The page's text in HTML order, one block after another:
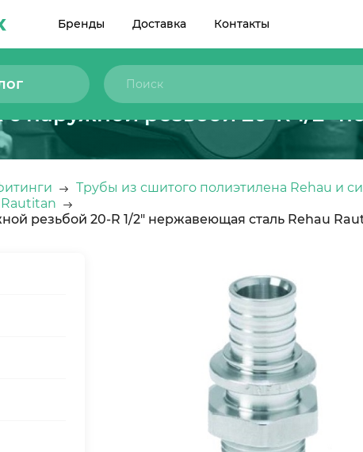
Бренды Доставка Контакты
наружной резьбой 20-R 1/2"
Трубы из сшитого полиэтилена Rehau и
резьбой 20-R 1/2" нержавеющая сталь Rehau